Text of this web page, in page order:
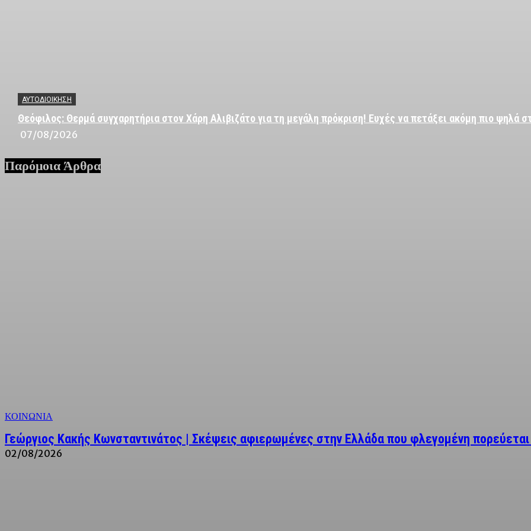
ΑΥΤΟΔΙΟΙΚΗΣΗ
Θεόφιλος: Θερμά συγχαρητήρια στον Χάρη Αλιβιζάτο για τη μεγάλη πρόκριση! Ευχές να πετάξει ακόμη πιο ψηλά
07/08/2026
Παρόμοια Άρθρα
ΚΟΙΝΩΝΙΑ
Γεώργιος Κακής Κωνσταντινάτος | Σκέψεις αφιερωμένες στην Ελλάδα που φλεγομένη
02/08/2026